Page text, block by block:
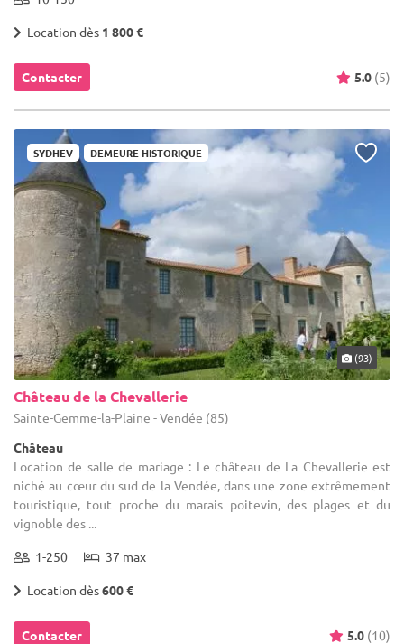
Location dès 1 800 €
Contacter 5.0 (5)
SYDHEV DEMEURE HISTORIQUE
(93)
Château de la Chevallerie
Sainte-Gemme-la-Plaine - Vendée (85)
Château
Location de salle de mariage : Le château de La Chevallerie est
niché au cœur du sud de la Vendée, dans une zone extrêmement
touristique, tout proche du marais poitevin, des plages et du
vignoble des ...
1-250 37 max
Location dès600 €
Contacter 5.0 (10)